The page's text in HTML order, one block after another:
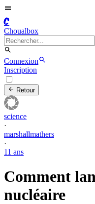
C
Choualbox
Connexion
Inscription
Retour
science
·
marshallmathers
·
11 ans
Comment
nucléaire